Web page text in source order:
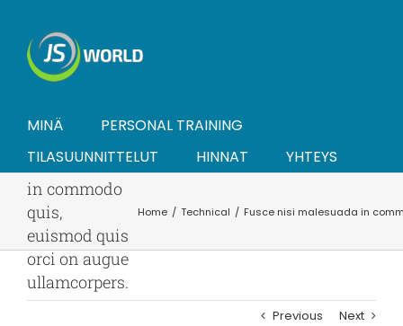
content
MINÄ
PERSONAL TRAINING
TILASUUNNITTELUT
HINNAT YHTEYS
malesuada
in commodo
quis,
euismod quis
orci on augue
ullamcorpers.
Home Technical Fusce nisi malesuada in
Previous Next